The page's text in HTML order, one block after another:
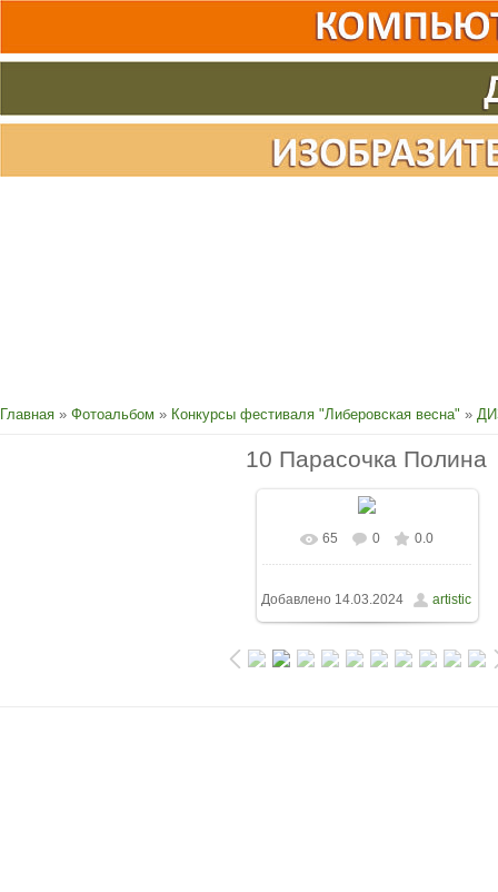
Главная » Фотоальбом » Конкурсы фестиваля "Либеровская весна" »
10 Парасочка Полина
65 0 0.0
Добавлено 14.03.2024 artistic